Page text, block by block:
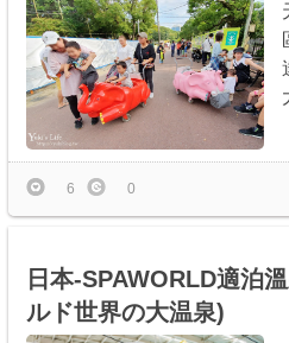
6 0
日本-SPAWORLD適泊
ルド世界の大温泉)